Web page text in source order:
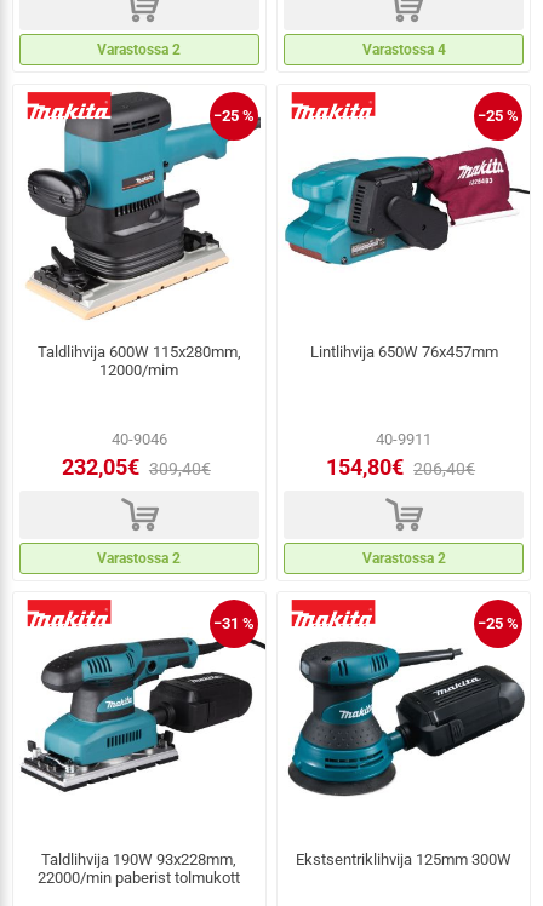
Varastossa 2 Varastossa 4
−25 %
Taldlihvija 600W 115x280mm,
12000/mim
40-9046
232,05€ 309,40€
d
Varastossa 2
−25 %
Lintlihvija 650W 76x457mm
40-9911
154,80€ 206,40€
d
Varastossa 2
−31 %
Taldlihvija 190W 93x228mm,
22000/min paberist tolmukott
−25 %
Ekstsentriklihvija 125mm 300W